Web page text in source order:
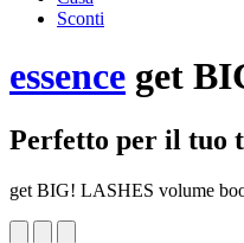
Sconti
essence get
Perfetto per il tuo
get BIG! LASHES volume